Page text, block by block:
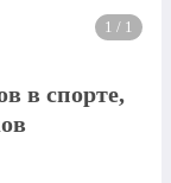
1 / 1
в спорте,